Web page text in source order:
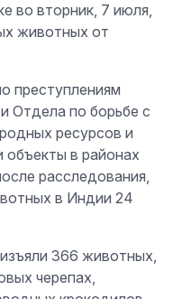
во вторник, 7 июля,
животных от
преступлениям
Отдела по борьбе с
ресурсов и
в районах
расследования,
в Индии 24
366 животных,
черепах,